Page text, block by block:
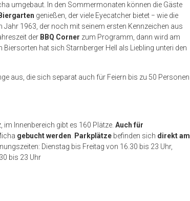
umgebaut. In den Sommermonaten können die Gäste
genießen, der viele Eyecatcher bietet − wie die
1963, der noch mit seinem ersten Kennzeichen aus
der BBQ Corner zum Programm, dann wird am
hat sich Starnberger Hell als Liebling unteri den
aus, die sich separat auch für Feiern bis zu 50 Personen
Innenbereich gibt es 160 Plätze. Auch für
gebucht werden Parkplätze befinden sich direkt am
Dienstag bis Freitag von 16.30 bis 23 Uhr,
bis 23 Uhr